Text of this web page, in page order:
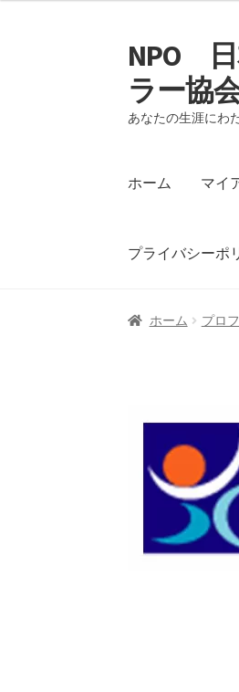
ナ
ビ
ゲ
ー
ン
キ
コ
ン
テ
ン
ス
プ
NPO
ラー協
あなたの生涯にわ
ホーム マイ
プライバシーポ
ホーム マイアカ
ホーム プロ